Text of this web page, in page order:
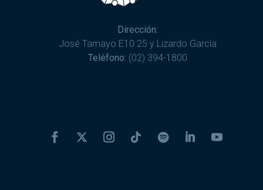
Dirección:
José Tamayo E10 25 y Lizardo García
Teléfono: (02) 394-1800